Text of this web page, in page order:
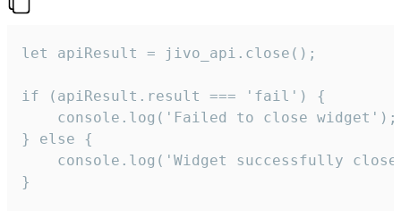
let apiResult = jivo_api.close();
if (apiResult.result === 'fail') {
    console.log('Failed to close widget');
} else {
console.log('Widget successfully
}